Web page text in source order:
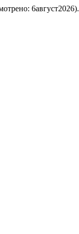
6август2026).